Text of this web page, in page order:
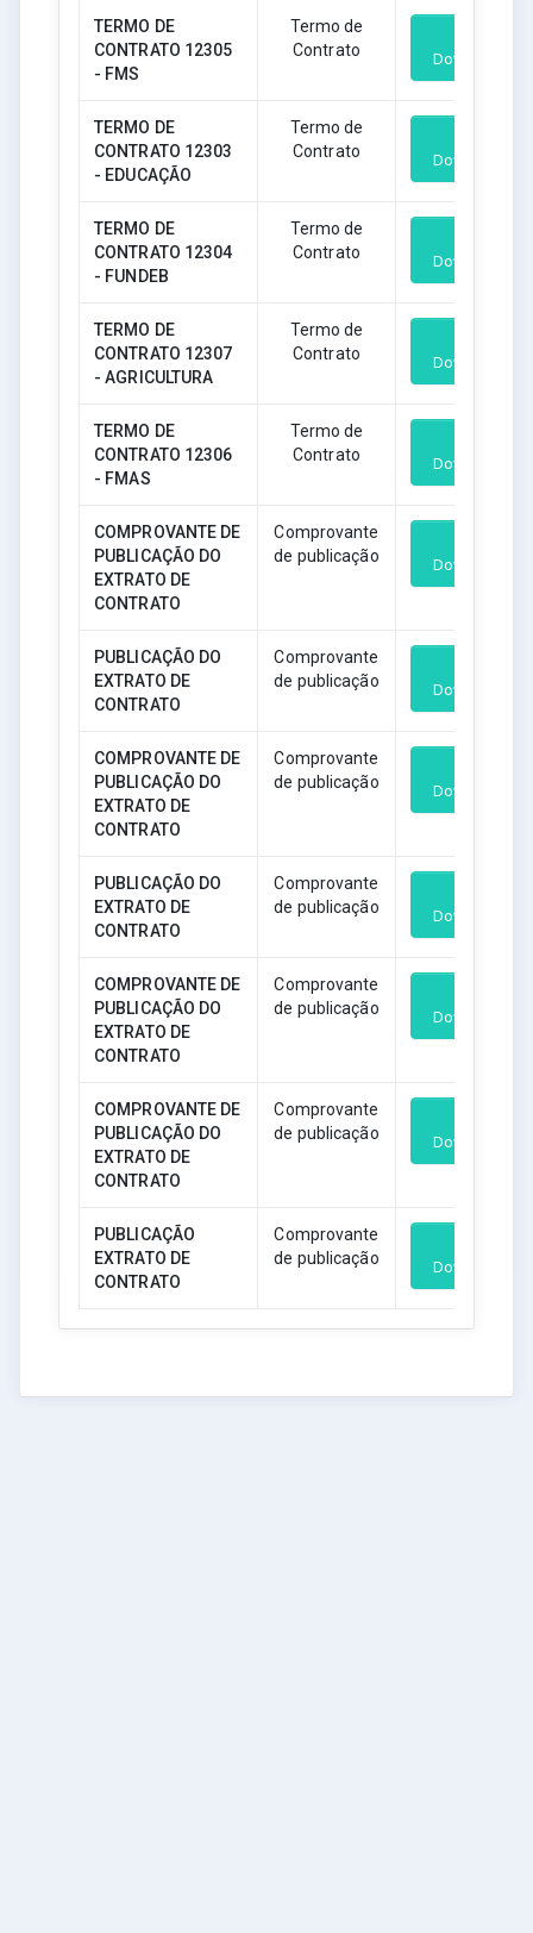
TERMO DE
CONTRATO 12305
- FMS
Termo de
Contrato
Download
TERMO DE
CONTRATO 12303
- EDUCAÇÃO
Termo de
Contrato
Download
TERMO DE
CONTRATO 12304
- FUNDEB
Termo de
Contrato
Download
TERMO DE
CONTRATO 12307
- AGRICULTURA
Termo de
Contrato
Download
TERMO DE
CONTRATO 12306
- FMAS
Termo de
Contrato
Download
COMPROVANTE DE
PUBLICAÇÃO DO
EXTRATO DE
CONTRATO
Comprovante
de publicação
Download
PUBLICAÇÃO DO
EXTRATO DE
CONTRATO
Comprovante
de publicação
Download
COMPROVANTE DE
PUBLICAÇÃO DO
EXTRATO DE
CONTRATO
Comprovante
de publicação
Download
PUBLICAÇÃO DO
EXTRATO DE
CONTRATO
Comprovante
de publicação
Download
COMPROVANTE DE
PUBLICAÇÃO DO
EXTRATO DE
CONTRATO
Comprovante
de publicação
Download
COMPROVANTE DE
PUBLICAÇÃO DO
EXTRATO DE
CONTRATO
Comprovante
de publicação
Download
PUBLICAÇÃO
EXTRATO DE
CONTRATO
Comprovante
de publicação
Download